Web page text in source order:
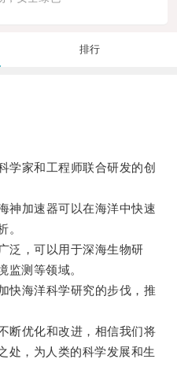
排行
家和工程师联合研发的创
加速器可以在海洋中快速
。
，可以用于深海生物研
监测等领域。
海洋科学研究的步伐，推
优化和改进，相信我们将
处，为人类的科学发展和生